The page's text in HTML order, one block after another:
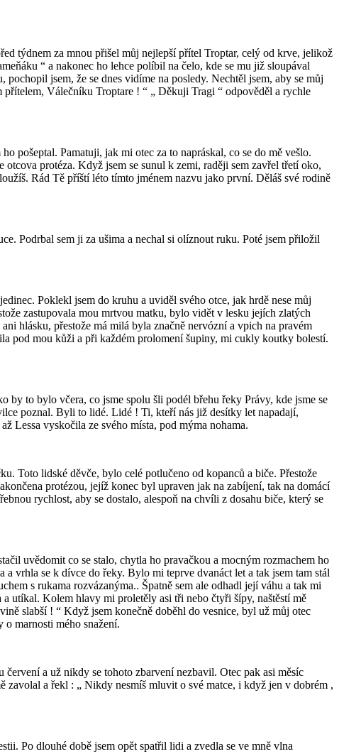
týdnem za mnou přišel můj nejlepší přítel Troptar, celý od krve, jelikož
“ a nakonec ho lehce políbil na čelo, kde se mu již sloupával
jsem, že se dnes vidíme na posledy. Nechtěl jsem, aby se můj
Válečníku Troptare ! “ „ Děkuji Tragi “ odpověděl a rychle
pošeptal. Pamatuji, jak mi otec za to napráskal, co se do mě vešlo.
protéza. Když jsem se sunul k zemi, raději sem zavřel třetí oko,
Rád Tě příští léto tímto jménem nazvu jako první. Děláš své rodině
Podrbal sem ji za ušima a nechal si olíznout ruku. Poté jsem přiložil
Poklekl jsem do kruhu a uviděl svého otce, jak hrdě nese můj
zastupovala mou mrtvou matku, bylo vidět v lesku jejích zlatých
hlásku, přestože má milá byla značně nervózní a vpich na pravém
pod mou kůži a při každém prolomení šupiny, mi cukly koutky bolestí.
by to bylo včera, co jsme spolu šli podél břehu řeky Právy, kde jsme se
poznal. Byli to lidé. Lidé ! Ti, kteří nás již desítky let napadají,
Lessa vyskočila ze svého místa, pod mýma nohama.
Toto lidské děvče, bylo celé potlučeno od kopanců a biče. Přestože
protézou, jejíž konec byl upraven jak na zabíjení, tak na domácí
rychlost, aby se dostalo, alespoň na chvíli z dosahu biče, který se
uvědomit co se stalo, chytla ho pravačkou a mocným rozmachem ho
vrhla se k dívce do řeky. Bylo mi teprve dvanáct let a tak jsem tam stál
s rukama rozvázanýma.. Špatně sem ale odhadl její váhu a tak mi
utíkal. Kolem hlavy mi proletěly asi tři nebo čtyři šípy, naštěstí mě
slabší ! “ Když jsem konečně doběhl do vesnice, byl už můj otec
marnosti mého snažení.
a už nikdy se tohoto zbarvení nezbavil. Otec pak asi měsíc
zavolal a řekl : „ Nikdy nesmíš mluvit o své matce, i když jen v dobrém ,
Po dlouhé době jsem opět spatřil lidi a zvedla se ve mně vlna